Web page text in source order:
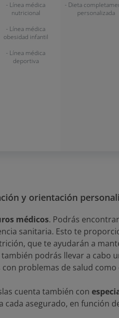
- Línea médica
nutricional
- Línea médica
obesidad infantil
- Línea médica
deportiva
- Dieta
personalizada
y orientación
médicos. Podrás
sanitaria. Esto te
que te ayudarán a
podrás llevar a cabo
problemas de salud
cuenta también con
asegurado, en función